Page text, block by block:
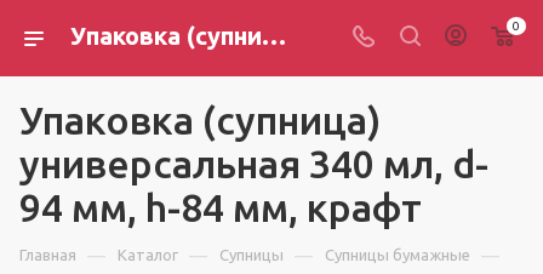
Упаковка (супница) универсальная 340 мл, d-94 мм, h-84 мм, крафт 0
Упаковка (супница)
универсальная 340 мл, d-
94 мм, h-84 мм, крафт
Главная — Каталог — Супницы — Супницы бумажные —